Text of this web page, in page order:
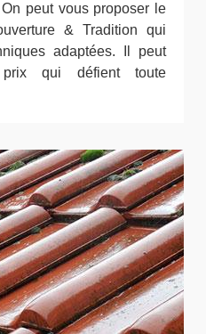
peut vous proposer le
& Tradition qui
adaptées. Il peut
qui défient toute